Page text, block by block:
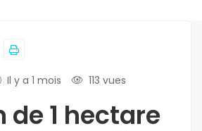
Il y a 1 mois 113 vues
de 1 hectare